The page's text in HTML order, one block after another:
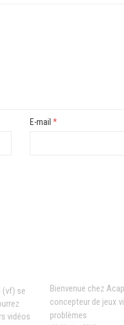
E-mail *
(vf) se
vidéos
Bienvenue chez
concepteur de jeux
problèmes